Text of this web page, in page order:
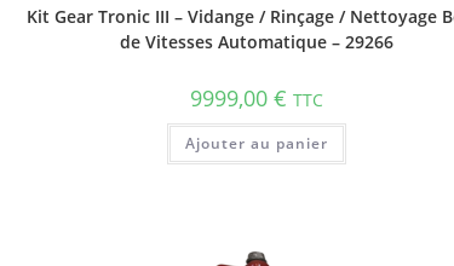
Kit Gear Tronic III – Vidange / Rinçage / Nettoyage
de Vitesses Automatique – 29266
9999,00 € TTC
Ajouter au panier